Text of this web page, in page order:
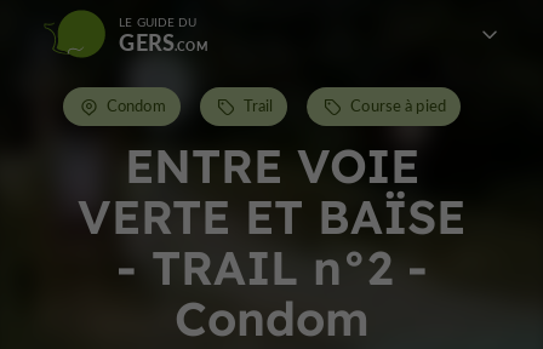
LE GUIDE DU
GERS
ENTRE VOIE
VERTE ET BAÏSE
- TRAIL n°2 -
Condom
Condom Trail Course à pied